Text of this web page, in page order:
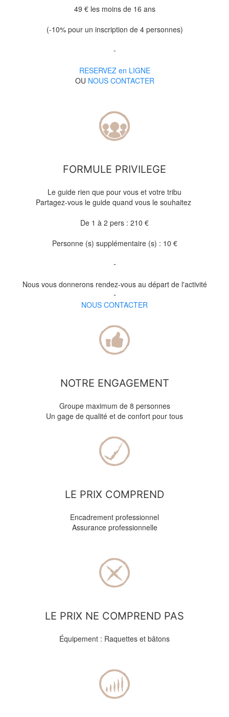
49 € les moins de 16 ans
(-10% pour un inscription de 4 personnes)
-
RESERVEZ en LIGNE
OU NOUS CONTACTER
FORMULE PRIVILEGE
Le guide rien que pour vous et votre tribu
Partagez-vous le guide quand vous le souhaitez
De 1 à 2 pers : 210 €
Personne (s) supplémentaire (s) : 10 €
-
Nous vous donnerons rendez-vous au départ de l'activité
-
NOUS CONTACTER
NOTRE ENGAGEMENT
Groupe maximum de 8 personnes
Un gage de qualité et de confort pour tous
LE PRIX COMPREND
Encadrement professionnel
Assurance professionnelle
LE PRIX NE COMPREND PAS
Équipement : Raquettes et bâtons